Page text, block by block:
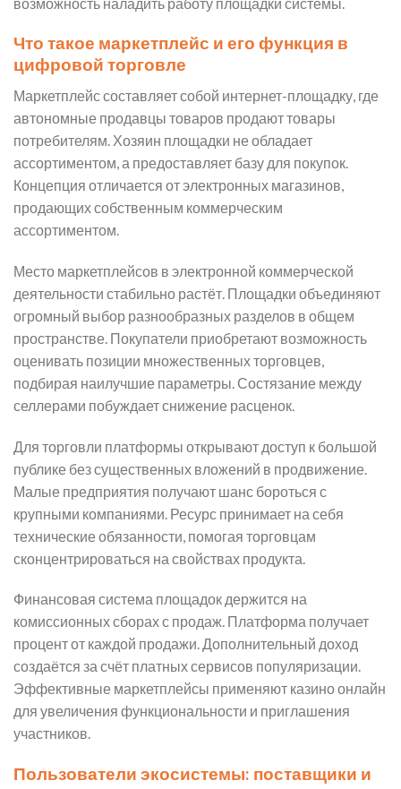
Что такое маркетплейс и его функция в
цифровой торговле
Маркетплейс составляет собой интернет-площадку, где
автономные продавцы товаров продают товары
потребителям. Хозяин площадки не обладает
ассортиментом, а предоставляет базу для покупок.
Концепция отличается от электронных магазинов,
продающих собственным коммерческим
ассортиментом.
Место маркетплейсов в электронной коммерческой
деятельности стабильно растёт. Площадки объединяют
огромный выбор разнообразных разделов в общем
пространстве. Покупатели приобретают возможность
оценивать позиции множественных торговцев,
подбирая наилучшие параметры. Состязание между
селлерами побуждает снижение расценок.
Для торговли платформы открывают доступ к большой
публике без существенных вложений в продвижение.
Малые предприятия получают шанс бороться с
крупными компаниями. Ресурс принимает на себя
технические обязанности, помогая торговцам
сконцентрироваться на свойствах продукта.
Финансовая система площадок держится на
комиссионных сборах с продаж. Платформа получает
процент от каждой продажи. Дополнительный доход
создаётся за счёт платных сервисов популяризации.
Эффективные маркетплейсы применяют казино онлайн
для увеличения функциональности и приглашения
участников.
Пользователи экосистемы: поставщики и